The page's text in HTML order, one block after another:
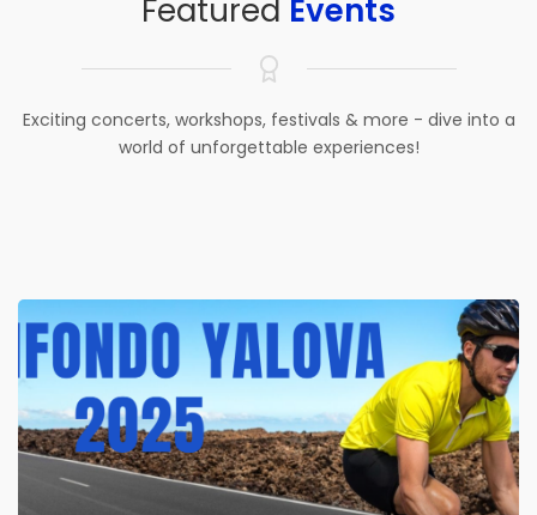
Featured Events
Exciting concerts, workshops, festivals & more - dive into a
world of unforgettable experiences!